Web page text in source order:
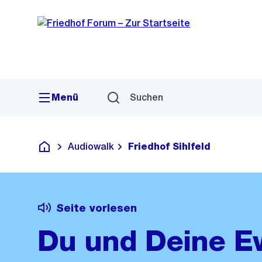
Navigation
Sprunglink
Menü Suchen
Deutsch
Audiowalk Friedhof Sihlfeld
Seite vorlesen
Du und Deine